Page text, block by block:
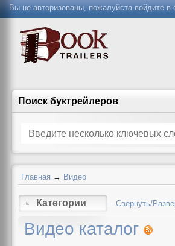
Вы не авторизованы, пожалуйста войдите в
Поиск буктрейлеров
Главная → Видео
Категории - Свернуть/
Видео каталог